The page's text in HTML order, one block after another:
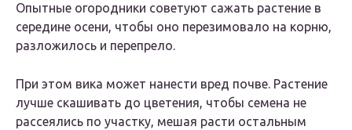
Опытные огородники советуют сажать растение в
середине осени, чтобы оно перезимовало на корню,
разложилось и перепрело.
При этом вика может нанести вред почве. Растение
лучше скашивать до цветения, чтобы семена не
рассеялись по участку, мешая расти остальным